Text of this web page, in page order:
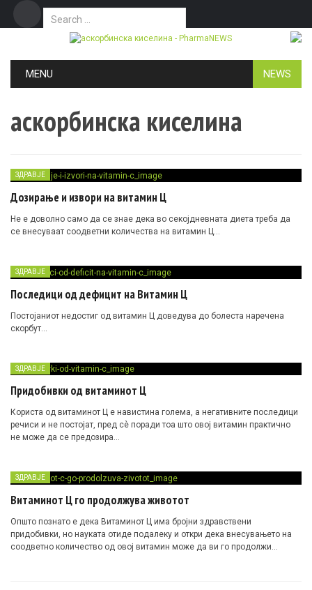
Search for:
MENU NEWS
аскорбинска киселина
ЗДРАВЈЕ
Дозирање и извори на витамин Ц
Не е доволно само да се знае дека во секојдневната диета треба да
се внесуваат соодветни количества на витамин Ц…
ЗДРАВЈЕ
Последици од дефицит на Витамин Ц
Постојаниот недостиг од витамин Ц доведува до болеста наречена
скорбут…
ЗДРАВЈЕ
Придобивки од витаминот Ц
Користа од витаминот Ц е навистина голема, а негативните последици
речиси и не постојат, пред сè поради тоа што овој витамин практично
не може да се предозира…
ЗДРАВЈЕ
Витаминот Ц го продолжува животот
Општо познато е дека Витаминот Ц има бројни здравствени
придобивки, но науката отиде подалеку и откри дека внесувањето на
соодветно количество од овој витамин може да ви го продолжи